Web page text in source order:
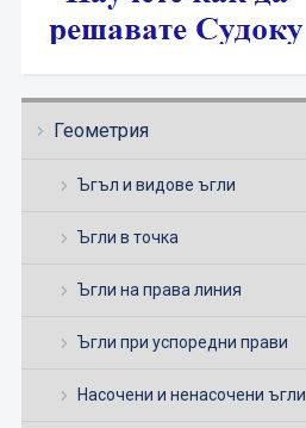
Геометрия
Ъгъл и видове ъгли
Ъгли в точка
Ъгли на права линия
Ъгли при успоредни прави
Насочени и ненасочени ъгли